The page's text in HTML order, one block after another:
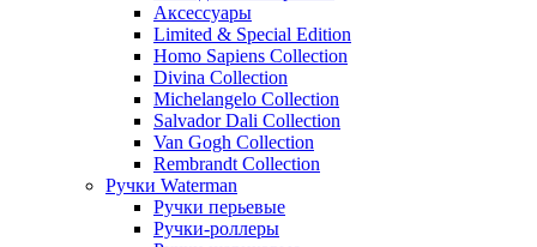
Аксессуары
Limited & Special Edition
Homo Sapiens Collection
Divina Collection
Michelangelo Collection
Salvador Dali Collection
Van Gogh Collection
Rembrandt Collection
Ручки Waterman
Ручки перьевые
Ручки-роллеры